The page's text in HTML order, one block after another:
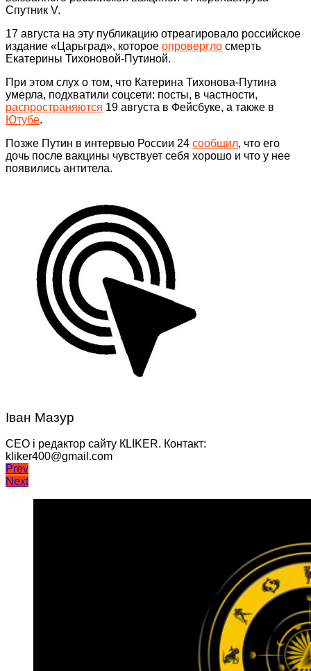
Спутник V.
17 августа на эту публикацию отреагировало российское
издание «Царьград», которое опровергло смерть
Екатерины Тихоновой-Путиной.
При этом слух о том, что Катерина Тихонова-Путина
умерла, подхватили соцсети: посты, в частности,
распространяются 19 августа в Фейсбуке, а также в
Ютубе.
Позже Путин в интервью России 24 сообщил, что его
дочь после вакцины чувствует себя хорошо и что у нее
появились антитела.
Іван Мазур
CEO і редактор сайту КLIKER. Контакт:
kliker400@gmail.com
Навігація
записів
Prev
Next